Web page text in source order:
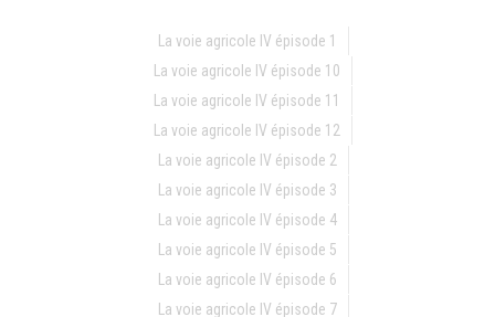
La voie agricole IV épisode 1
La voie agricole IV épisode 10
La voie agricole IV épisode 11
La voie agricole IV épisode 12
La voie agricole IV épisode 2
La voie agricole IV épisode 3
La voie agricole IV épisode 4
La voie agricole IV épisode 5
La voie agricole IV épisode 6
La voie agricole IV épisode 7